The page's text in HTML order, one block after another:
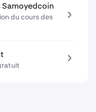
Samoyedcoin
du cours des